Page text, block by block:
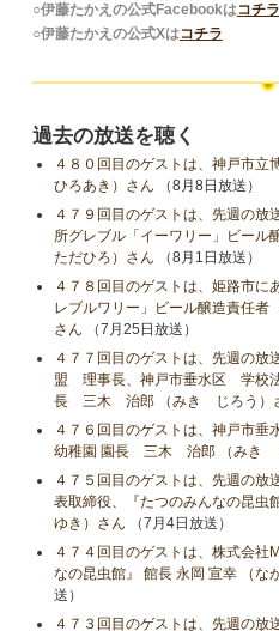
○伊藤たかえの公式Facebookはコチラ
○伊藤たかえの公式Xはコチラ
過去の放送を聴く
４８０回目のゲストは、神戸
ひろあき）さん （8月8日放送）
４７９回目のゲストは、先週の放
所グレブル「イーワリー」ビー
ただひろ）さん （8月1日放送）
４７８回目のゲストは、姫路市に
レブルワリー」ビール醸造責任者
さん （7月25日放送）
４７７回目のゲストは、先週の放
盟 理事長、神戸市垂水区 学校
長 三木 治郎 （みき じろう）
４７６回目のゲストは、神戸市
幼稚園 園長 三木 治郎 （みき
４７５回目のゲストは、先週の
表取締役、『たつのみんなの昆虫
ゆき）さん （7月4日放送）
４７４回目のゲストは、株式会
なの昆虫館』 館長 永岡 宣幸 （な
送）
４７３回目のゲストは、先週の放